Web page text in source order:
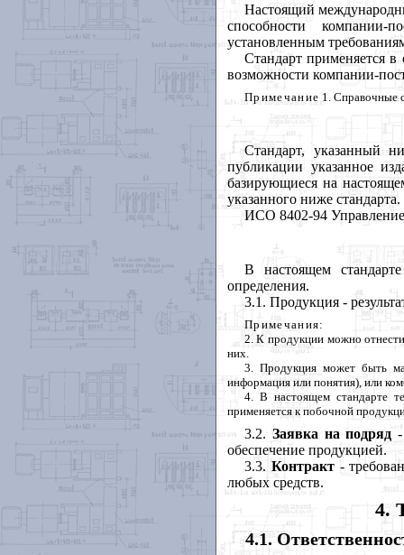
Настоящий
способности
установленным
Стандарт применяется в
возможности компании-
Примечание 1. Справочные
Стандарт, указанный
публикации указанное
базирующиеся на
указанного ниже стандарта.
ИСО 8402-94 Управление
В настоящем
определения.
3.1. Продукция -
Примечания:
2. К продукции можно
них.
3. Продукция может быть
информация или понятия), или
4. В настоящем стандарте
применяется к побочной
3.2.Заявка на подряд
обеспечение продукцией.
3.3. Контракт-
любых средств.
4.
4.1.